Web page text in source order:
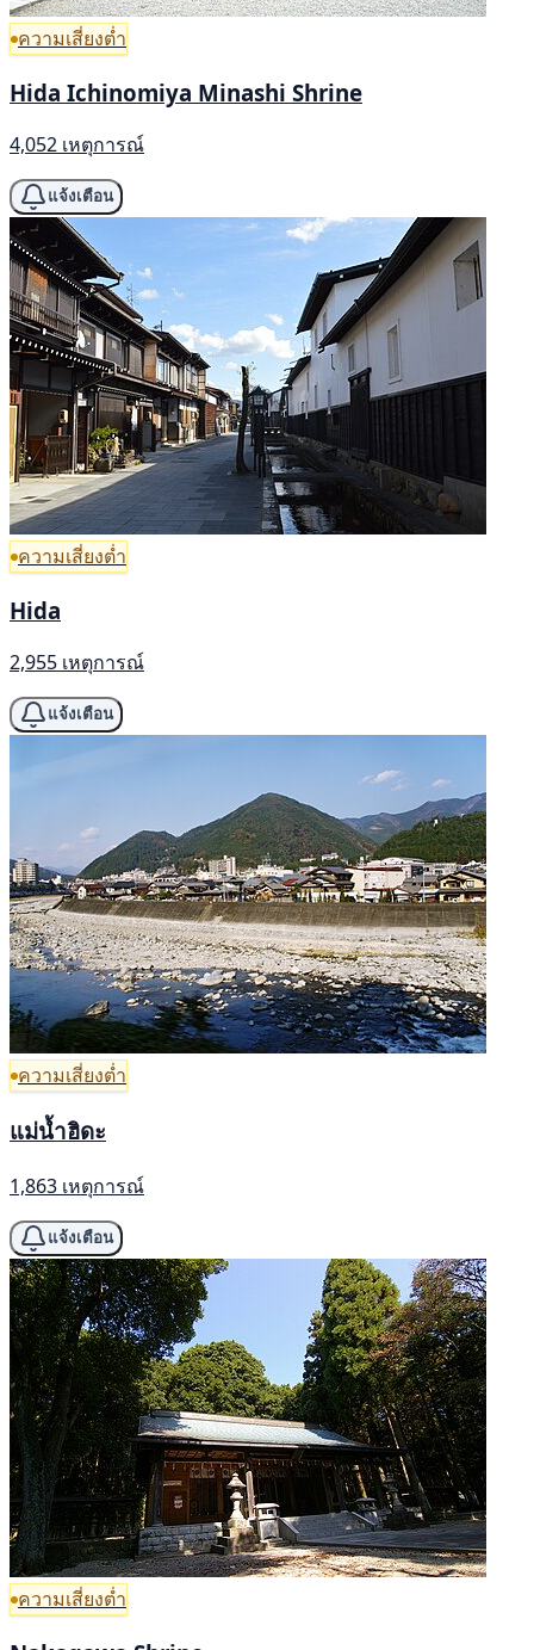
ความเสี่ยงต่ำ
Hida Ichinomiya Minashi Shrine
4,052 เหตุการณ์
แจ้งเตือน
ความเสี่ยงต่ำ
Hida
2,955 เหตุการณ์
แจ้งเตือน
ความเสี่ยงต่ำ
แม่น้ำฮิดะ
1,863 เหตุการณ์
แจ้งเตือน
ความเสี่ยงต่ำ